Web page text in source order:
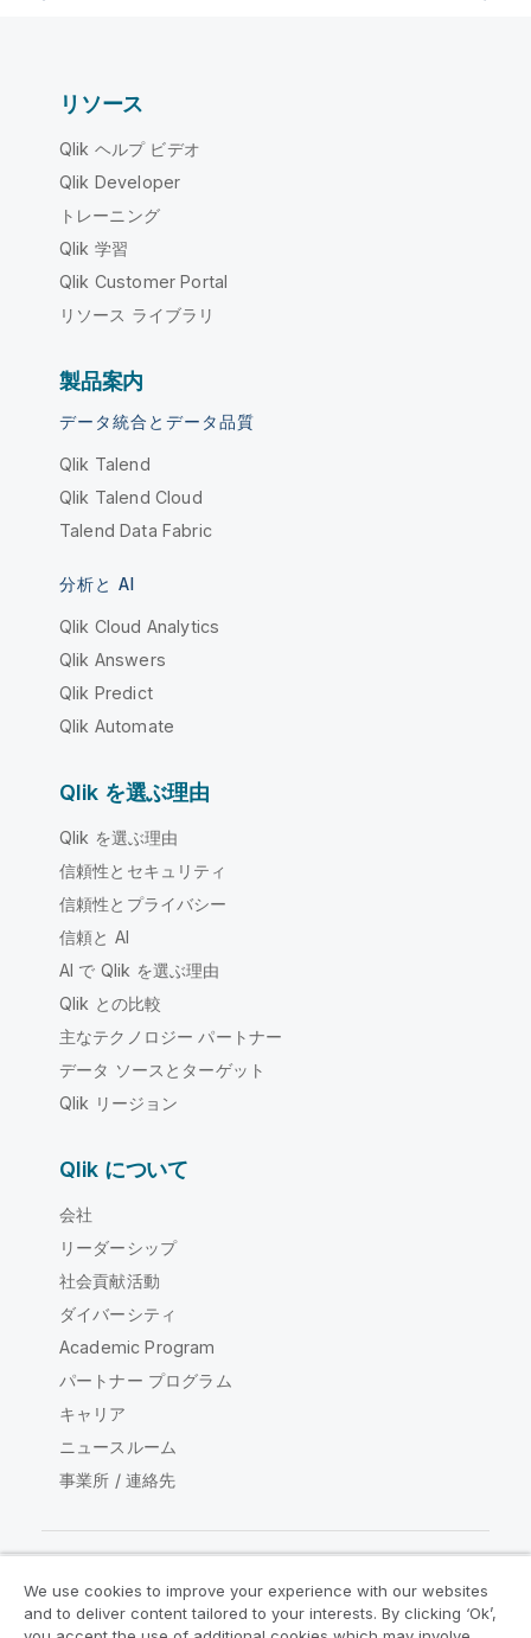
リソース
Qlik ヘルプ ビデオ
Qlik Developer
トレーニング
Qlik 学習
Qlik Customer Portal
リソース ライブラリ
製品案内
データ統合とデータ品質
Qlik Talend
Qlik Talend Cloud
Talend Data Fabric
分析と AI
Qlik Cloud Analytics
Qlik Answers
Qlik Predict
Qlik Automate
Qlik を選ぶ理由
Qlik を選ぶ理由
信頼性とセキュリティ
信頼性とプライバシー
信頼と AI
AI で Qlik を選ぶ理由
Qlik との比較
主なテクノロジー パートナー
データ ソースとターゲット
Qlik リージョン
Qlik について
会社
リーダーシップ
社会貢献活動
ダイバーシティ
Academic Program
パートナー プログラム
キャリア
ニュースルーム
事業所 / 連絡先
Qlik コミュニティ
We use cookies to improve your experience with our websites
and to deliver content tailored to your interests. By clicking ‘Ok’,